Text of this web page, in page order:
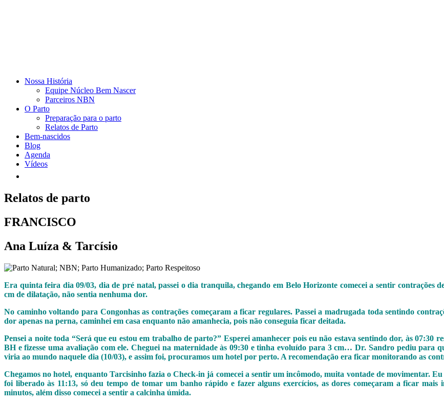
Nossa História
Equipe Núcleo Bem Nascer
Parceiros NBN
O Parto
Preparação para o parto
Relatos de Parto
Bem-nascidos
Blog
Agenda
Vídeos
Relatos de parto
FRANCISCO
Ana Luíza & Tarcísio
Era quinta feira dia 09/03, dia de pré natal, passei o dia tranquila, chegando em Belo Horizonte comecei a sentir contrações
cm de dilatação, não sentia nenhuma dor.
No caminho voltando para Congonhas as contrações começaram a ficar regulares. Passei a madrugada toda sentindo
dor apenas na perna, caminhei em casa enquanto não amanhecia, pois não conseguia ficar deitada.
Pensei a noite toda “Será que eu estou em trabalho de parto?” Esperei amanhecer pois eu não estava sentindo dor, às 07:30
BH e fizesse uma avaliação com ele. Cheguei na maternidade às 09:30 e tinha evoluído para 3 cm… Dr. Sandro pediu para
viria ao mundo naquele dia (10/03), e assim foi, procuramos um hotel por perto. A recomendação era ficar monitorando as
Chegamos no hotel, enquanto Tarcisinho fazia o Check-in já comecei a sentir um incômodo, muita vontade de movimentar.
foi liberado às 11:13, só deu tempo de tomar um banho rápido e fazer alguns exercícios, as dores começaram a ficar mais
minutos, além disso comecei a sentir a calcinha úmida.